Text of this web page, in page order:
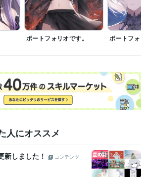
ポートフォリオです。 ポートフォリ
人にオススメ
新しました！
コンテンツ